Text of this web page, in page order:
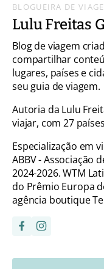
BLOGUEIRA DE
Lulu Freitas
Blog de viagem
compartilhar
lugares, países e
seu guia de viagem.
Autoria da Lulu
viajar, com 27
Especialização em
ABBV - Associação
2024-2026. WTM
do Prêmio Europa
agência boutique